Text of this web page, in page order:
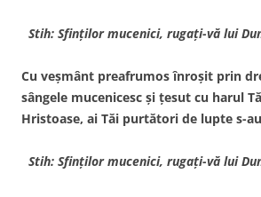
Stih: Sfinţilor mucenici, rugaţi-vă lui
Cu veşmânt preafrumos înroşit prin
sângele mucenicesc şi ţesut cu harul
Hristoase, ai Tăi purtători de lupte s-
Stih: Sfinţilor mucenici, rugaţi-vă lui